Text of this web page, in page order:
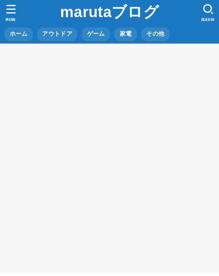
marutaブログ
ホーム アウトドア ゲーム 家電 その他
SEARCH
MENU